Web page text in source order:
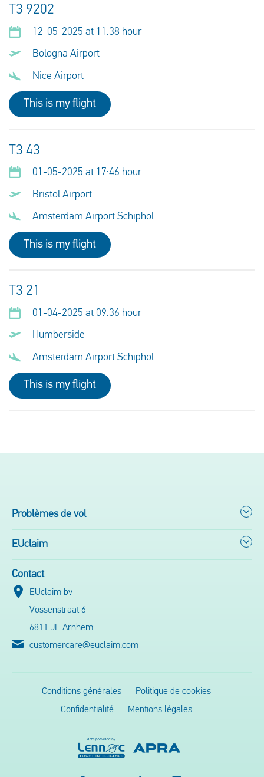
T3 9202
12-05-2025 at 11:38 hour
Bologna Airport
Nice Airport
This is my flight
T3 43
01-05-2025 at 17:46 hour
Bristol Airport
Amsterdam Airport Schiphol
This is my flight
T3 21
01-04-2025 at 09:36 hour
Humberside
Amsterdam Airport Schiphol
This is my flight
Problèmes de vol
EUclaim
Contact
EUclaim bv
Vossenstraat 6
6811 JL Arnhem
customercare@euclaim.com
Conditions générales
Politique de cookies
Confidentialité
Mentions légales